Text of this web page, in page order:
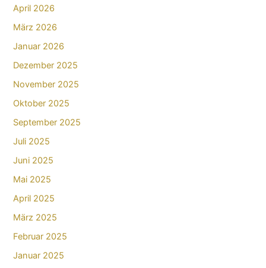
April 2026
März 2026
Januar 2026
Dezember 2025
November 2025
Oktober 2025
September 2025
Juli 2025
Juni 2025
Mai 2025
April 2025
März 2025
Februar 2025
Januar 2025